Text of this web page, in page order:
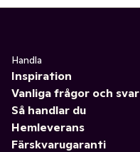
Handla
Inspiration
Vanliga frågor och svar
Så handlar du
Hemleverans
Färskvarugaranti